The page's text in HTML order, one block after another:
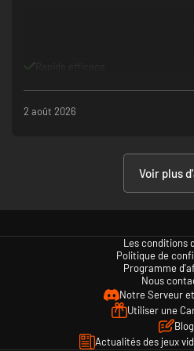
Repoussez les hordes de monstres de la
Défendez le village Kamura dans un
à abattre plus de monstres que jamais !
2 août 2026
Voir plus
Les conditions
Politique de
Programme
Nous
Notre Serveur
Utiliser une
Blog
Actualités des jeux